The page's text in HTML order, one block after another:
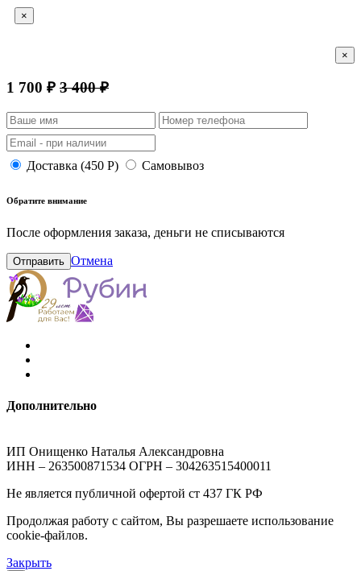
×
×
1 700 ₽ 3 400 ₽
Доставка (450 Р) Самовывоз
Обратите внимание
После оформления заказа, деньги не списываются
Отправить Отмена
Дополнительно
ИП Онищенко Наталья Александровна
ИНН – 263500871534 ОГРН – 304263515400011
Не является публичной офертой ст 437 ГК РФ
Продолжая работу с сайтом, Вы разрешаете использование
cookie-файлов.
Закрыть